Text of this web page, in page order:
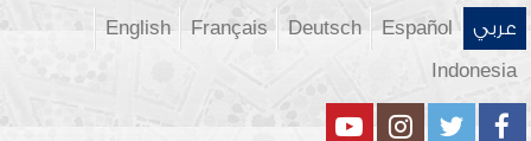
عربي Español
Deutsch
Français
English
Indonesia